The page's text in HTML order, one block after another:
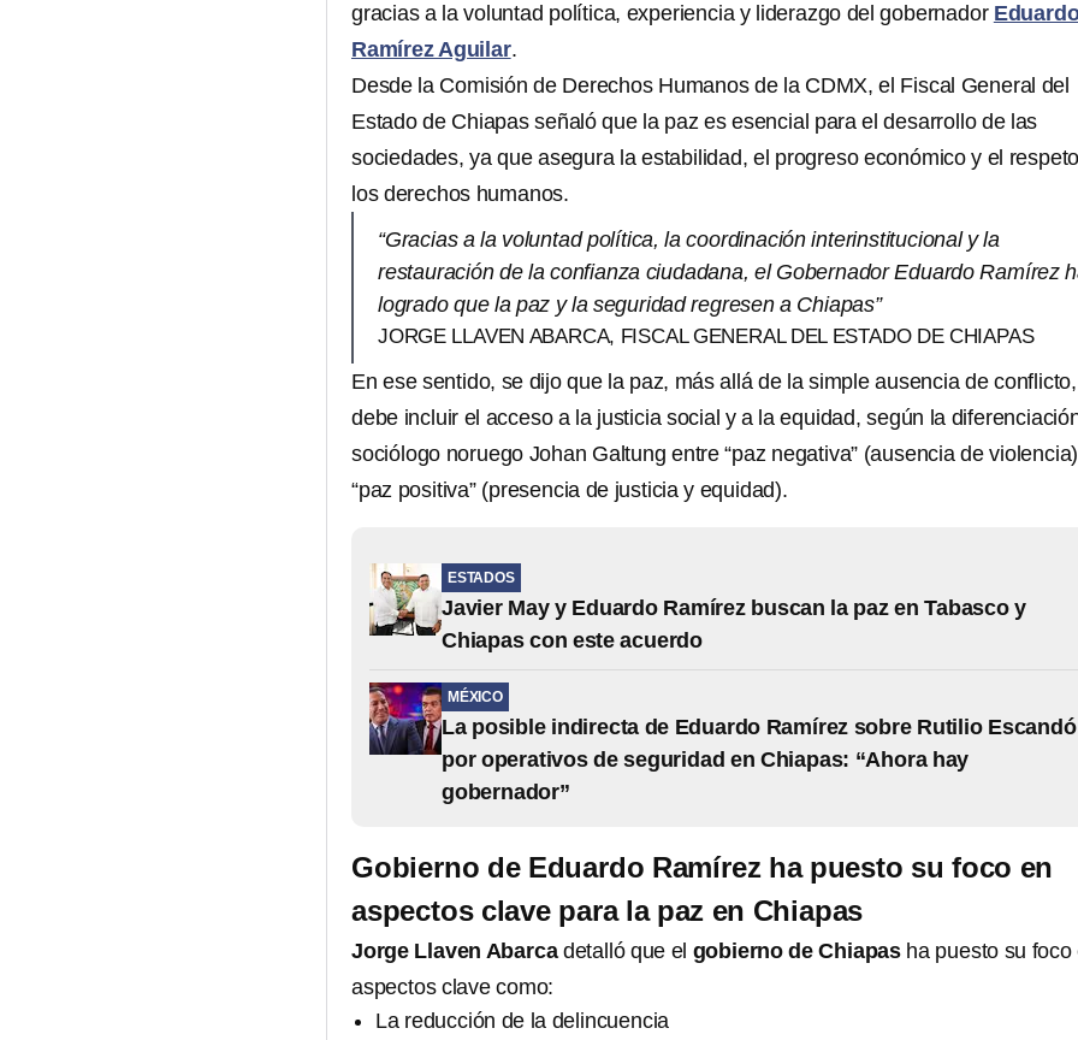
gracias a la voluntad política, experiencia y liderazgo del gobernador
Ramírez Aguilar.
Desde la Comisión de Derechos Humanos de la CDMX, el Fiscal General del
Estado de Chiapas señaló que la paz es esencial para el desarrollo de las
sociedades, ya que asegura la estabilidad, el progreso económico y el
los derechos humanos.
“Gracias a la voluntad política, la coordinación interinstitucional y la
restauración de la confianza ciudadana, el Gobernador Eduardo Ramírez
logrado que la paz y la seguridad regresen a Chiapas”
JORGE LLAVEN ABARCA, FISCAL GENERAL DEL ESTADO DE CHIAPAS
En ese sentido, se dijo que la paz, más allá de la simple ausencia de conflicto,
debe incluir el acceso a la justicia social y a la equidad, según la
sociólogo noruego Johan Galtung entre “paz negativa” (ausencia de
“paz positiva” (presencia de justicia y equidad).
ESTADOS
Javier May y Eduardo Ramírez buscan la paz en Tabasco y
Chiapas con este acuerdo
MÉXICO
La posible indirecta de Eduardo Ramírez sobre Rutilio
por operativos de seguridad en Chiapas: “Ahora hay
gobernador”
Gobierno de Eduardo Ramírez ha puesto su foco en
aspectos clave para la paz en Chiapas
Jorge Llaven Abarca detalló que el gobierno de Chiapas ha puesto su foco
aspectos clave como:
La reducción de la delincuencia